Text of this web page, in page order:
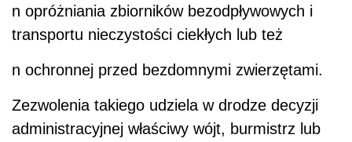
n opróżniania zbiorników bezodpływowych i
transportu nieczystości ciekłych lub też
n ochronnej przed bezdomnymi zwierzętami.
Zezwolenia takiego udziela w drodze decyzji
administracyjnej właściwy wójt, burmistrz lub